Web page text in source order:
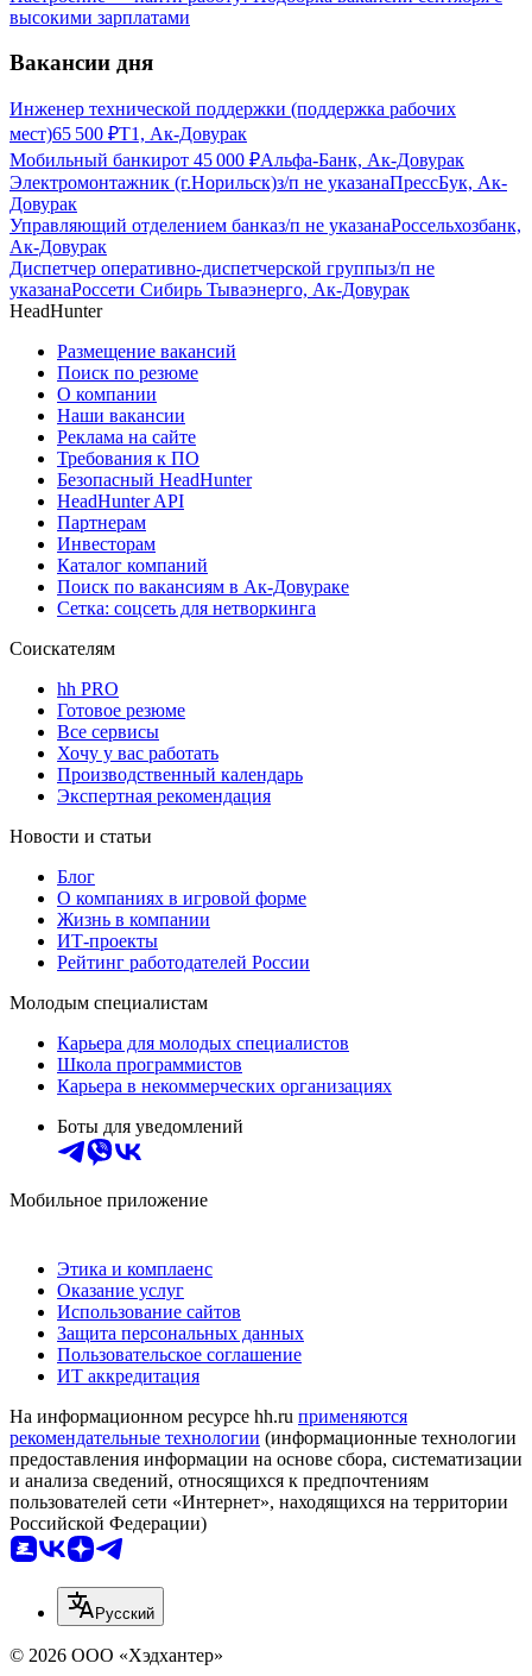
высокими зарплатами
Вакансии дня
Инженер технической поддержки (поддержка рабочих
мест)65 500 ₽Т1, Ак-Довурак
Мобильный банкирот 45 000 ₽Альфа-Банк, Ак-Довурак
Электромонтажник (г.Норильск)з/п не указанаПрессБук, Ак-
Довурак
Управляющий отделением банказ/п не указанаРоссельхозбанк,
Ак-Довурак
Диспетчер оперативно-диспетчерской группыз/п не
указанаРоссети Сибирь Тываэнерго, Ак-Довурак
HeadHunter
Размещение вакансий
Поиск по резюме
О компании
Наши вакансии
Реклама на сайте
Требования к ПО
Безопасный HeadHunter
HeadHunter API
Партнерам
Инвесторам
Каталог компаний
Поиск по вакансиям в Ак-Довураке
Сетка: соцсеть для нетворкинга
Соискателям
hh PRO
Готовое резюме
Все сервисы
Хочу у вас работать
Производственный календарь
Экспертная рекомендация
Новости и статьи
Блог
О компаниях в игровой форме
Жизнь в компании
ИТ-проекты
Рейтинг работодателей России
Молодым специалистам
Карьера для молодых специалистов
Школа программистов
Карьера в некоммерческих организациях
Боты для уведомлений
Мобильное приложение
Этика и комплаенс
Оказание услуг
Использование сайтов
Защита персональных данных
Пользовательское соглашение
ИТ аккредитация
На информационном ресурсе hh.ru применяются
рекомендательные технологии (информационные технологии
предоставления информации на основе сбора, систематизации
и анализа сведений, относящихся к предпочтениям
пользователей сети «Интернет», находящихся на территории
Российской Федерации)
Русский
© 2026 ООО «Хэдхантер»